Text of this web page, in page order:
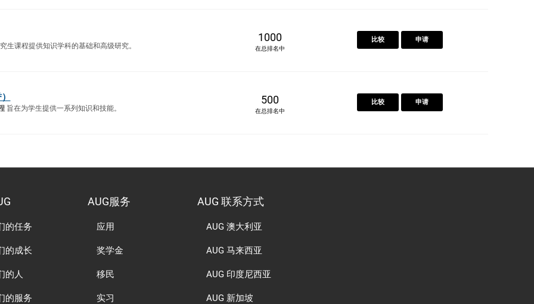
生课程提供知识学科的基础和高级研究。
1000
在总排名中
比较 申请
旨在为学生提供一系列知识和技能。
500
在总排名中
比较 申请
的任务
的成长
的人
的服务
AUG服务
应用
奖学金
移民
实习
AUG 联系方式
AUG 澳大利亚
AUG 马来西亚
AUG 印度尼西亚
AUG 新加坡